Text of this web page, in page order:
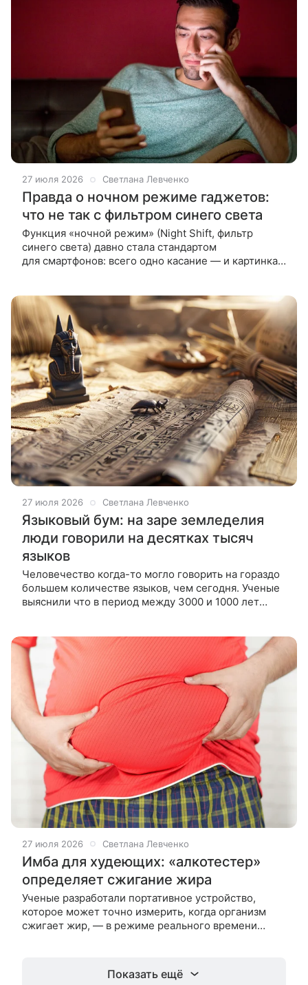
27 июля 2026 Светлана Левченко
Правда о ночном режиме гаджетов:
что не так с фильтром синего света
Функция «ночной режим» (Night Shift, фильтр
синего света) давно стала стандартом
для смартфонов: всего одно касание — и картинка
27 июля 2026 Светлана Левченко
Языковый бум: на заре земледелия
люди говорили на десятках тысяч
языков
Человечество когда-то могло говорить на гораздо
большем количестве языков, чем сегодня. Ученые
выяснили что в период между 3000 и 1000 лет
27 июля 2026 Светлана Левченко
Имба для худеющих: «алкотестер»
определяет сжигание жира
Ученые разработали портативное устройство,
которое может точно измерить, когда организм
сжигает жир, — в режиме реального времени
Показать ещё